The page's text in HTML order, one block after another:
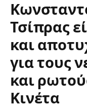
Τσίπρας
και
για τους
και
Κινέτα